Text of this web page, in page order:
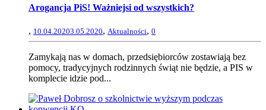
Arogancja PiS! Ważniejsi od wszystkich?
, 10.04.20203.05.2020, Aktualności, 0
Zamykają nas w domach, przedsiębiorców zostawiają bez
pomocy, tradycyjnych rodzinnych świąt nie będzie, a PIS w
komplecie idzie pod...